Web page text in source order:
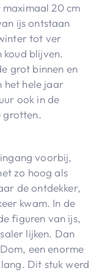
maximaal 20 cm
ijs ontstaan
tot ver
koud blijven.
grot binnen en
het hele jaar
ook in de
grotten.
voorbij,
zo hoog als
de ontdekker,
kwam. In de
figuren van ijs,
lijken. Dan
een enorme
Dit stuk werd